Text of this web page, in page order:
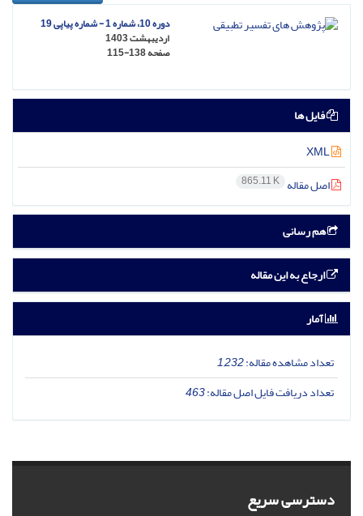
دوره 10، شماره 1 - شماره پیاپی 19
اردیبهشت 1403
صفحه115-138
فایل ها
اصل مقاله 865.11 K
هم رسانی
ارجاع به این مقاله
آمار
تعداد مشاهده مقاله:1,232
تعداد دریافت فایل اصل مقاله:463
دسترسی سریع